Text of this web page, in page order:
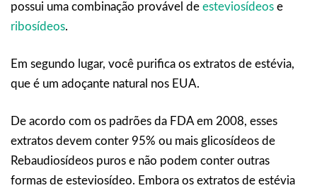
possui uma combinação provável de esteviosídeos e
ribosídeos.
Em segundo lugar, você purifica os extratos de estévia,
que é um adoçante natural nos EUA.
De acordo com os padrões da FDA em 2008, esses
extratos devem conter 95% ou mais glicosídeos de
Rebaudiosídeos puros e não podem conter outras
formas de esteviosídeo. Embora os extratos de estévia